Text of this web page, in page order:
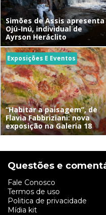
Simões de Assis apresenta
Ojú-Inú, individual de
Ayrson Heráclito
Exposições E Eventos
“Habitar a paisagem”, de
Flavia Fabbriziani: nova
exposição na Galeria 18
Questões e
Fale Conosco
Termos de uso
Politica de privacidade
Mídia kit